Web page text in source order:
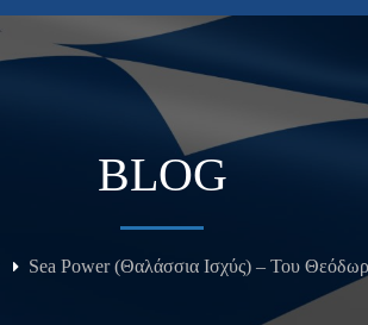
BLOG
Sea Power (Θαλάσσια Ισχύς) – Του